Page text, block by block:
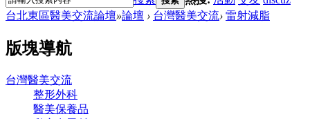
台北東區醫美交流論壇»論壇 › 台灣醫美交流› 雷射減脂
版塊導航
台灣醫美交流
整形外科
醫美保養品